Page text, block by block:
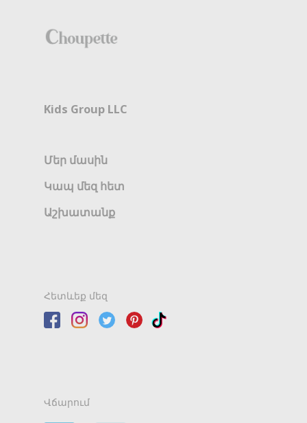
Kids Group LLC
Մեր մասին
Կապ մեզ հետ
Աշխատանք
Հետևեք մեզ
Վճարում